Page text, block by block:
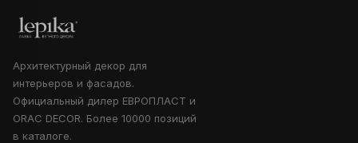
Архитектурный декор для
интерьеров и фасадов.
Официальный дилер ЕВРОПЛАСТ и
ORAC DECOR. Более 10000 позиций
в каталоге.